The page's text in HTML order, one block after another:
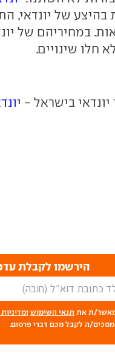
במחיריהם של
חלו שינויים.
יונדאי בישראל -
הירשמו לקבלת
ת את תנאי השימוש
ה לקבל מכם דברי פרסום.